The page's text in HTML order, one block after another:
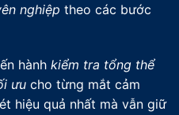
nghiệp theo các bước
hành kiểm tra tổng thể
ưu cho từng mắt cảm
hiệu quả nhất mà vẫn giữ